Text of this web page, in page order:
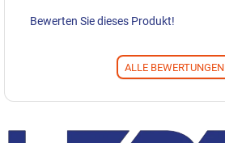
Bewerten Sie dieses Produkt!
ALLE BEWERTUNGEN